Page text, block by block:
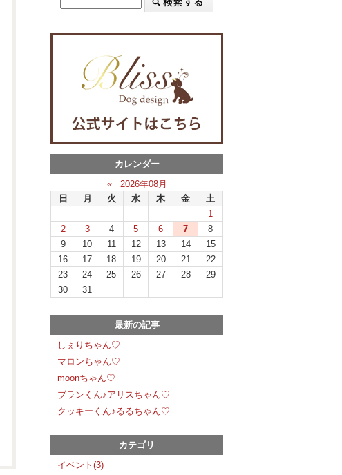
カレンダー
«
2026年08月
日
月 火 水 木 金
土
1
2
3 4 5 6 7
8
9
10 11 12 13 14
15
16
17 18 19 20 21
22
23
24 25 26 27 28
29
30
31
最新の記事
しぇりちゃん♡
マロンちゃん♡
moonちゃん♡
ブランくん♪アリスちゃん♡
クッキーくん♪るるちゃん♡
カテゴリ
イベント(3)